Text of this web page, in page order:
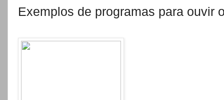
Exemplos de programas para ouvir